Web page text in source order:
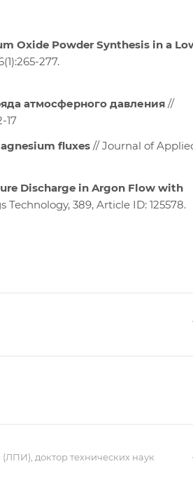
Oxide Powder Synthesis in a
277.
атмосферного давления //
17
fluxes // Journal of
Discharge in Argon Flow with
Technology, 389, Article ID: 125578.
доктор технических наук